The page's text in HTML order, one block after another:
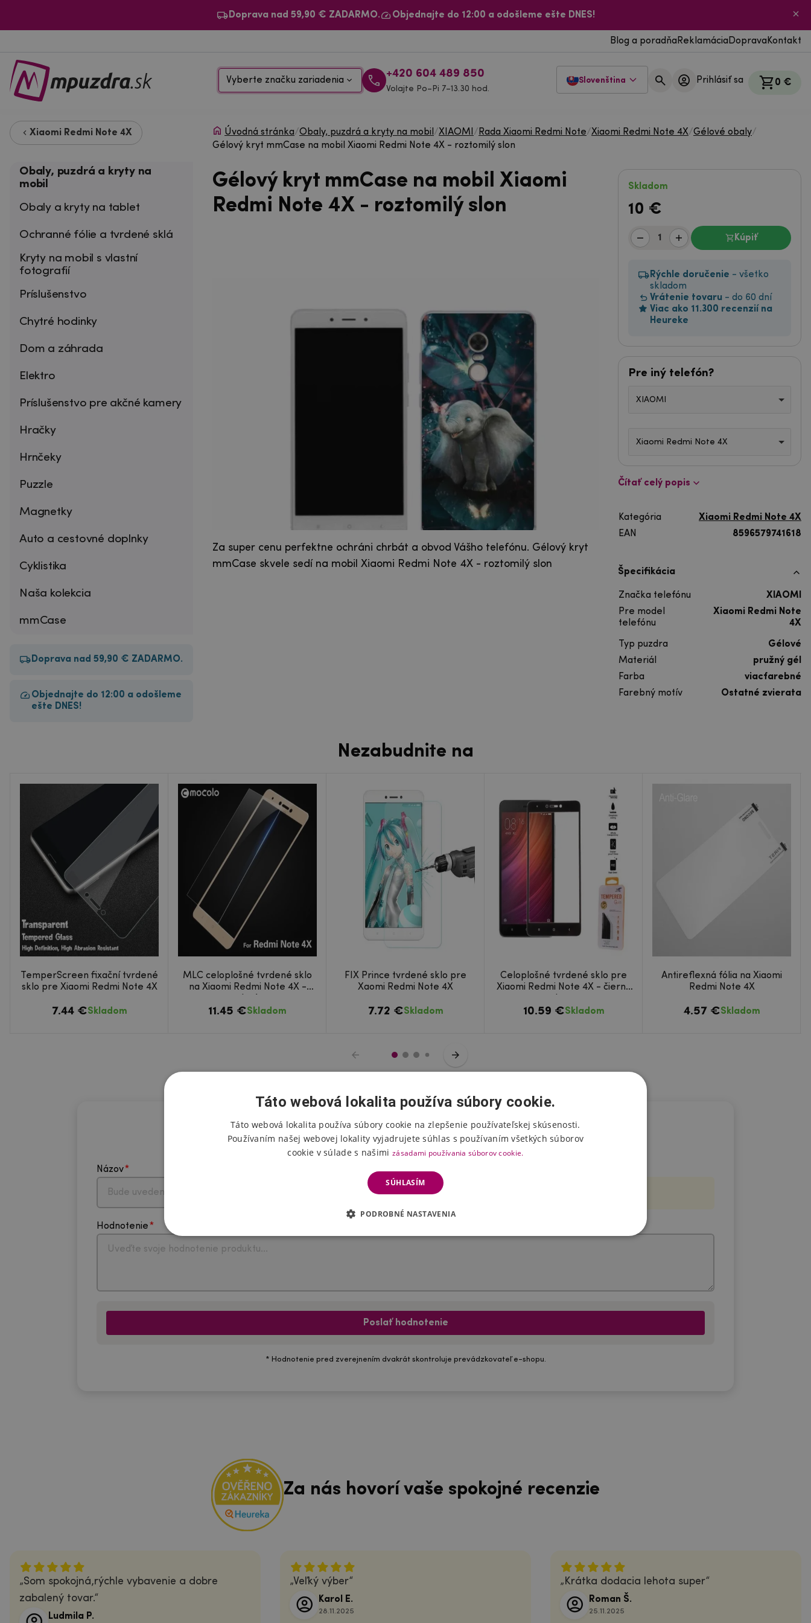
Doprava nad 59,90 € ZADARMO. Objednajte do 12:00 a odošleme ešte DNES!
Blog a poradňa Reklamácia Doprava Kontakt
Vyberte značku zariadenia
+420 604 489 850
Volajte Po–Pi 7–13.30 hod.
Slovenština Prihlásiť sa 0 €
Xiaomi Redmi Note 4X
Obaly, puzdrá a kryty na
mobil
Obaly a kryty na tablet
Ochranné fólie a tvrdené sklá
Kryty na mobil s vlastní
fotografií
Príslušenstvo
Chytré hodinky
Dom a záhrada
Elektro
Príslušenstvo pre akčné kamery
Hračky
Hrnčeky
Puzzle
Magnetky
Auto a cestovné doplnky
Cyklistika
Naša kolekcia
mmCase
Doprava nad 59,90 € ZADARMO.
Objednajte do 12:00 a odošleme
ešte DNES!
Úvodná stránka/Obaly, puzdrá a kryty na mobil /XIAOMI / Rada Xiaomi Redmi Note/Xiaomi Redmi Note 4X/Gélové obaly/
Gélový kryt mmCase na mobil Xiaomi Redmi Note 4X - roztomilý slon
Gélový kryt mmCase na mobil Xiaomi
Redmi Note 4X - roztomilý slon
Za super cenu perfektne ochráni chrbát a obvod Vášho telefónu. Gélový kryt
mmCase skvele sedí na mobil Xiaomi Redmi Note 4X - roztomilý slon
Skladom
10 €
Kúpiť
Rýchle doručenie - všetko
skladom
Vrátenie tovaru - do 60 dní
Viac ako 11.300 recenzií na
Heureke
Pre iný telefón?
XIAOMI
Xiaomi Redmi Note 4X
Čítať celý popis
Kategória
Xiaomi Redmi Note 4X
EAN
8596579741618
Špecifikácia
Značka telefónu
XIAOMI
Pre model
telefónu
Xiaomi Redmi Note
4X
Typ puzdra
Gélové
Materiál
pružný gél
Farba
viacfarebné
Farebný motív
Ostatné zvierata
Nezabudnite na
TemperScreen fixační tvrdené
sklo pre Xiaomi Redmi Note 4X
7.44 €Skladom
MLC celoplošné tvrdené sklo
na Xiaomi Redmi Note 4X -
11.45 €Skladom
FIX Prince tvrdené sklo pre
Xaomi Redmi Note 4X
7.72 €Skladom
Celoplošné tvrdené sklo pre
Xiaomi Redmi Note 4X - čierný
10.59 €Skladom
Antireflexná fólia na Xiaomi
Redmi Note 4X
4.57 €Skladom
Hodnotenie produktu
Názov Vyberte počet hviezdičiek
Hodnotenie
Poslať hodnotenie
* Hodnotenie pred zverejnením dvakrát skontroluje prevádzkovateľ e-shopu.
Za nás hovorí vaše spokojné recenzie
Som spokojná,rýchle vybavenie a dobre
zabalený tovar.
Ludmila P.
Veľký výber
Karol E.
28.11.2025
Krátka dodacia lehota super
Roman Š.
25.11.2025
Táto webová lokalita používa súbory cookie.
Táto webová lokalita používa súbory cookie na zlepšenie používateľskej skúsenosti.
Používaním našej webovej lokality vyjadrujete súhlas s používaním všetkých súborov
cookie v súlade s našimi zásadami používania súborov cookie.
SÚHLASÍM
PODROBNÉ NASTAVENIA